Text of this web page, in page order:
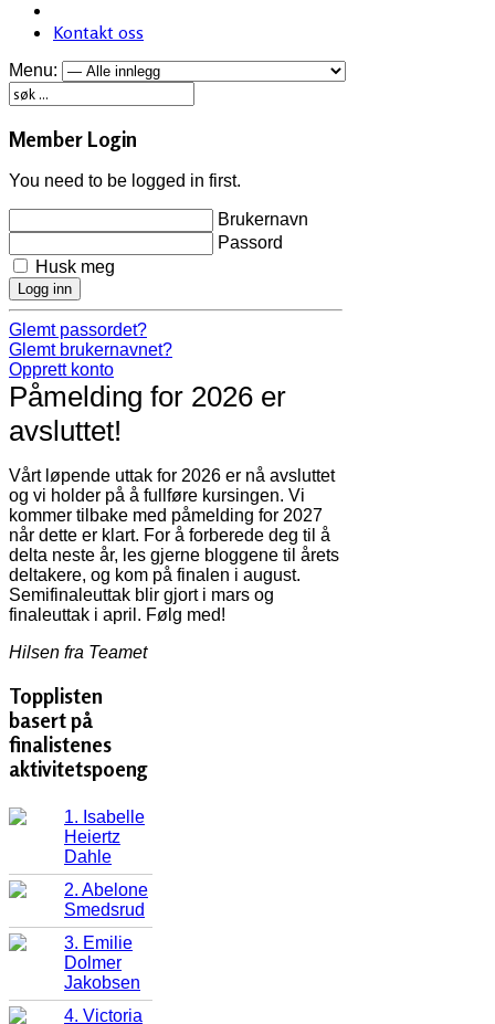
Kontakt oss
Menu:
Member Login
You need to be logged in first.
Brukernavn
Passord
Husk meg
Logg inn
Glemt passordet?
Glemt brukernavnet?
Opprett konto
Påmelding for 2026 er
avsluttet!
Vårt løpende uttak for 2026 er nå avsluttet
og vi holder på å fullføre kursingen. Vi
kommer tilbake med påmelding for 2027
når dette er klart. For å forberede deg til å
delta neste år, les gjerne bloggene til årets
deltakere, og kom på finalen i august.
Semifinaleuttak blir gjort i mars og
finaleuttak i april. Følg med!
Hilsen fra Teamet
Topplisten
basert på
finalistenes
aktivitetspoeng
1. Isabelle
Heiertz
Dahle
2. Abelone
Smedsrud
3. Emilie
Dolmer
Jakobsen
4. Victoria